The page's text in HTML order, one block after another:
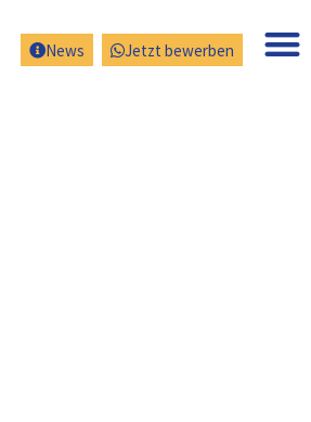
News Jetzt bewerben